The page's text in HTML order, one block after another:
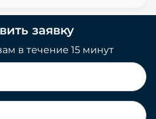
заявку
в течение 15 минут